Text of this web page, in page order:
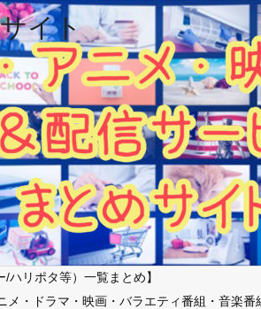
イト
ハリポタ等）一覧まとめ】
メ・ドラマ・映画・バラエティ番組・音楽